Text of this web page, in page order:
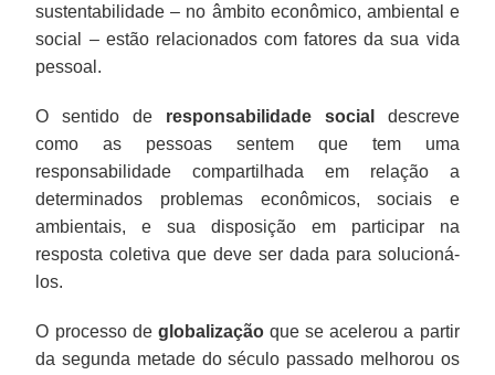
sustentabilidade – no âmbito econômico, ambiental e
social – estão relacionados com fatores da sua vida
pessoal.
O sentido de responsabilidade social
descreve
como as pessoas sentem que tem uma
responsabilidade compartilhada em relação a
determinados problemas econômicos, sociais e
ambientais, e sua disposição em participar na
resposta coletiva que deve ser dada para solucioná-
los.
O processo de globalizaçãoque se acelerou a partir
da segunda metade do século passado melhorou os